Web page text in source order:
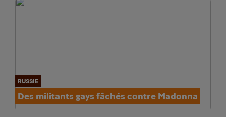
RUSSIE
Des militants gays fâchés contre Madonna